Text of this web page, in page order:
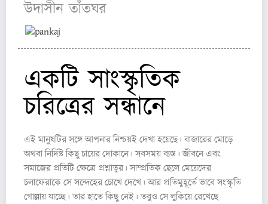
উদাসীন তাঁতঘর
একটি সাংস্কৃতিক
চরিত্রের সন্ধানে
এই মানুষটির সঙ্গে আপনার নিশ্চয়ই দেখা হয়েছে। বাজারের মোড়ে
অথবা নির্দিষ্ট কিছু চায়ের দোকানে। সবসময় ব্যস্ত। জীবনে এবং
সমাজের প্রতিটি ক্ষেত্রে প্রশ্নাতুর। সাম্প্রতিক ছেলে মেয়েদের
চলাফেরাকে সে সন্দেহের চোখে দেখে। আর প্রতিমুহূর্তে ভাবে সংস্কৃতি
গোল্লায় যাচ্ছে। তার হাতে কিছু নেই। তবুও সে লুকিয়ে রেখেছে